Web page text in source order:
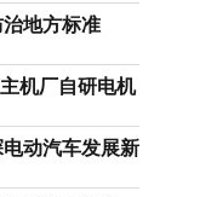
地方标准
机厂自研电机
动汽车发展新